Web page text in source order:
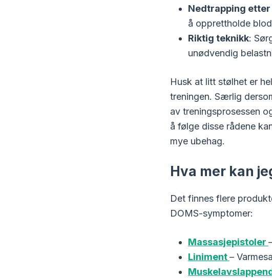
Nedtrapping
å opprettholde
Riktig teknikk:
unødvendig
Husk at litt stølhet er
treningen. Særlig
av treningsprosessen
å følge disse rådene
mye ubehag.
Hva mer kan
Det finnes flere
DOMS-symptomer:
Massasjepistoler
Liniment–